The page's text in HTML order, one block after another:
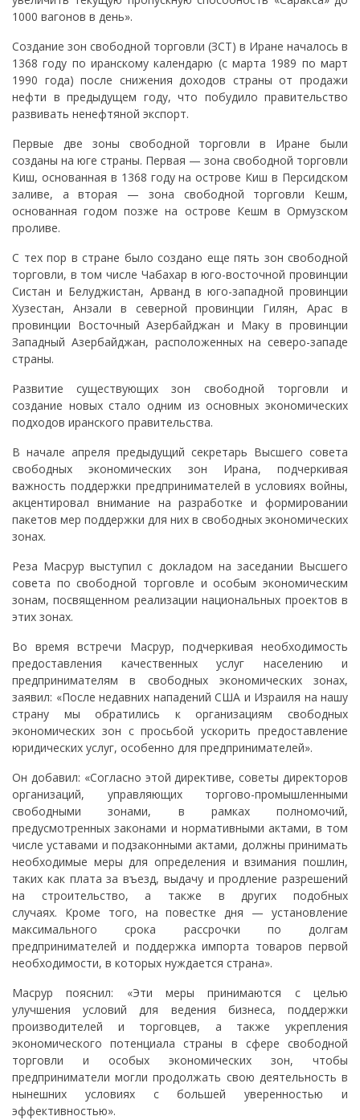
1000 вагонов в день».
Создание зон свободной торговли (ЗСТ) в Иране началось в
1368 году по иранскому календарю (с марта 1989 по март
1990 года) после снижения доходов страны от продажи
нефти в предыдущем году, что побудило правительство
развивать ненефтяной экспорт.
Первые две зоны свободной торговли в Иране были
созданы на юге страны. Первая — зона свободной торговли
Киш, основанная в 1368 году на острове Киш в Персидском
заливе, а вторая — зона свободной торговли Кешм,
основанная годом позже на острове Кешм в Ормузском
проливе.
С тех пор в стране было создано еще пять зон свободной
торговли, в том числе Чабахар в юго-восточной провинции
Систан и Белуджистан, Арванд в юго-западной провинции
Хузестан, Анзали в северной провинции Гилян, Арас в
провинции Восточный Азербайджан и Маку в провинции
Западный Азербайджан, расположенных на северо-западе
страны.
Развитие существующих зон свободной торговли и
создание новых стало одним из основных экономических
подходов иранского правительства.
В начале апреля предыдущий секретарь Высшего совета
свободных экономических зон Ирана, подчеркивая
важность поддержки предпринимателей в условиях войны,
акцентировал внимание на разработке и формировании
пакетов мер поддержки для них в свободных экономических
зонах.
Реза Масрур выступил с докладом на заседании Высшего
совета по свободной торговле и особым экономическим
зонам, посвященном реализации национальных проектов в
этих зонах.
Во время встречи Масрур, подчеркивая необходимость
предоставления качественных услуг населению и
предпринимателям в свободных экономических зонах,
заявил: «После недавних нападений США и Израиля на нашу
страну мы обратились к организациям свободных
экономических зон с просьбой ускорить предоставление
юридических услуг, особенно для предпринимателей».
Он добавил: «Согласно этой директиве, советы директоров
организаций, управляющих торгово-промышленными
свободными зонами, в рамках полномочий,
предусмотренных законами и нормативными актами, в том
числе уставами и подзаконными актами, должны принимать
необходимые меры для определения и взимания пошлин,
таких как плата за въезд, выдачу и продление разрешений
на строительство, а также в других подобных
случаях. Кроме того, на повестке дня — установление
максимального срока рассрочки по долгам
предпринимателей и поддержка импорта товаров первой
необходимости, в которых нуждается страна».
Масрур пояснил: «Эти меры принимаются с целью
улучшения условий для ведения бизнеса, поддержки
производителей и торговцев, а также укрепления
экономического потенциала страны в сфере свободной
торговли и особых экономических зон, чтобы
предприниматели могли продолжать свою деятельность в
нынешних условиях с большей уверенностью и
эффективностью».